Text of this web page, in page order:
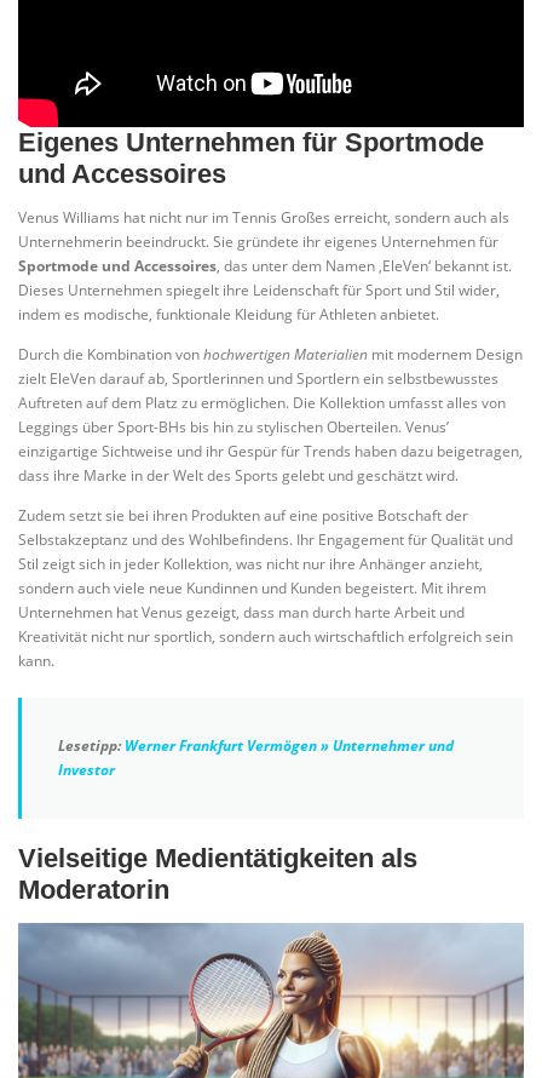
Eigenes Unternehmen für Sportmode
und Accessoires
Venus Williams hat nicht nur im Tennis Großes erreicht, sondern auch als
Unternehmerin beeindruckt. Sie gründete ihr eigenes Unternehmen für
Sportmode und Accessoires, das unter dem Namen ‚EleVen‘ bekannt ist.
Dieses Unternehmen spiegelt ihre Leidenschaft für Sport und Stil wider,
indem es modische, funktionale Kleidung für Athleten anbietet.
Durch die Kombination vonhochwertigen Materialien mit modernem Design
zielt EleVen darauf ab, Sportlerinnen und Sportlern ein selbstbewusstes
Auftreten auf dem Platz zu ermöglichen. Die Kollektion umfasst alles von
Leggings über Sport-BHs bis hin zu stylischen Oberteilen. Venus’
einzigartige Sichtweise und ihr Gespür für Trends haben dazu beigetragen,
dass ihre Marke in der Welt des Sports gelebt und geschätzt wird.
Zudem setzt sie bei ihren Produkten auf eine positive Botschaft der
Selbstakzeptanz und des Wohlbefindens. Ihr Engagement für Qualität und
Stil zeigt sich in jeder Kollektion, was nicht nur ihre Anhänger anzieht,
sondern auch viele neue Kundinnen und Kunden begeistert. Mit ihrem
Unternehmen hat Venus gezeigt, dass man durch harte Arbeit und
Kreativität nicht nur sportlich, sondern auch wirtschaftlich erfolgreich sein
kann.
Lesetipp: Werner Frankfurt Vermögen » Unternehmer und
Investor
Vielseitige Medientätigkeiten als
Moderatorin